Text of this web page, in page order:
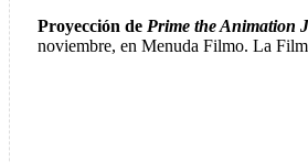
Proyección de Prime the Animation
noviembre, en Menuda Filmo. La